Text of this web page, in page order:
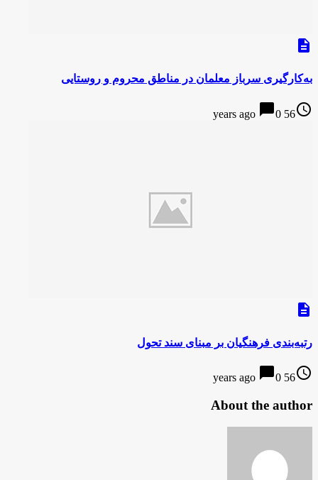
description
به‌کارگیری سرباز معلمان در مناطق محروم و روستایی
access_time
56 years ago
chat_bubble0
description
رتبه‌بندی فرهنگیان بر مبنای سند تحول
access_time
56 years ago
chat_bubble0
About the author